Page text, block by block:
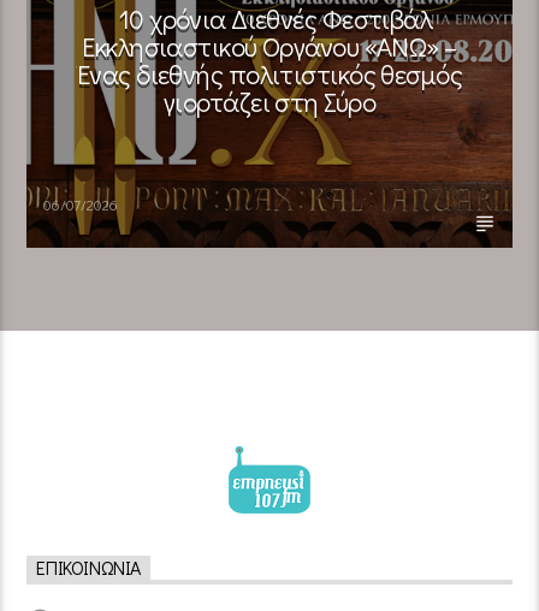
10 χρόνια Διεθνές Φεστιβάλ
Εκκλησιαστικού Οργάνου «ΑΝΩ» –
Ένας διεθνής πολιτιστικός θεσμός
γιορτάζει στη Σύρο​
06/07/2026
ΕΠΙΚΟΙΝΩΝΊΑ